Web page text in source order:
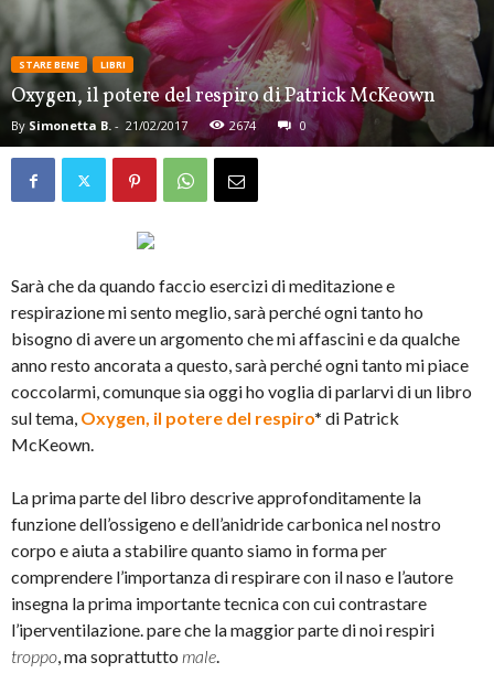
STARE BENE LIBRI
Oxygen, il potere del respiro di Patrick McKeown
By Simonetta B. - 21/02/2017 2674 0
Sarà che da quando faccio esercizi di meditazione e
respirazione mi sento meglio, sarà perché ogni tanto ho
bisogno di avere un argomento che mi affascini e da qualche
anno resto ancorata a questo, sarà perché ogni tanto mi piace
coccolarmi, comunque sia oggi ho voglia di parlarvi di un libro
sul tema, Oxygen, il potere del respiro* di Patrick
McKeown.
La prima parte del libro descrive approfonditamente la
funzione dell’ossigeno e dell’anidride carbonica nel nostro
corpo e aiuta a stabilire quanto siamo in forma per
comprendere l’importanza di respirare con il naso e l’autore
insegna la prima importante tecnica con cui contrastare
l’iperventilazione. pare che la maggior parte di noi respiri
troppo, ma soprattutto male.